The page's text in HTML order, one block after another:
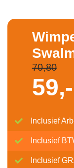
70,80
59,-
Inclusief
Inclusief
Inclusief